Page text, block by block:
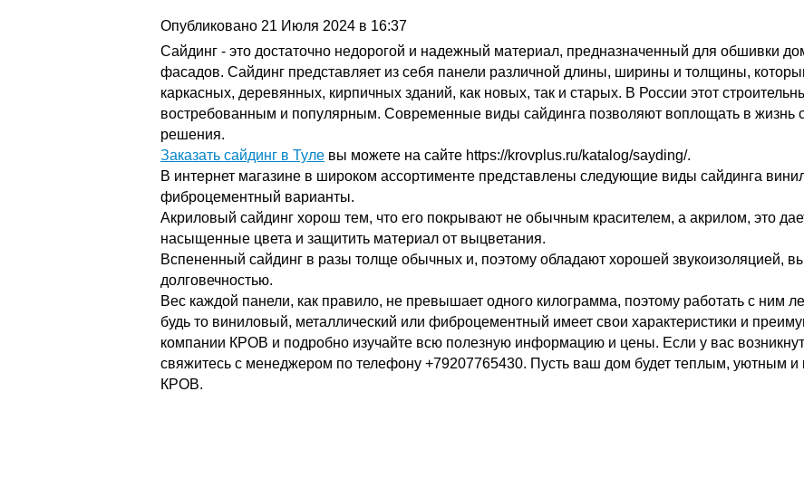
Опубликовано 21 Июля 2024 в 16:37
Сайдинг - это достаточно недорогой и надежный материал, предназначенный для обшивки
фасадов. Сайдинг представляет из себя панели различной длины, ширины и толщины,
каркасных, деревянных, кирпичных зданий, как новых, так и старых. В России этот
востребованным и популярным. Современные виды сайдинга позволяют воплощать в жизнь
решения.
Заказать сайдинг в Туле вы можете на сайте https://krovplus.ru/katalog/sayding/.
В интернет магазине в широком ассортименте представлены следующие виды сайдинга
фиброцементный варианты.
Акриловый сайдинг хорош тем, что его покрывают не обычным красителем, а акрилом, это
насыщенные цвета и защитить материал от выцветания.
Вспененный сайдинг в разы толще обычных и, поэтому обладают хорошей звукоизоляцией,
долговечностью.
Вес каждой панели, как правило, не превышает одного килограмма, поэтому работать с ним
будь то виниловый, металлический или фиброцементный имеет свои характеристики и
компании КРОВ и подробно изучайте всю полезную информацию и цены. Если у вас
свяжитесь с менеджером по телефону +79207765430. Пусть ваш дом будет теплым, уютным и
КРОВ.